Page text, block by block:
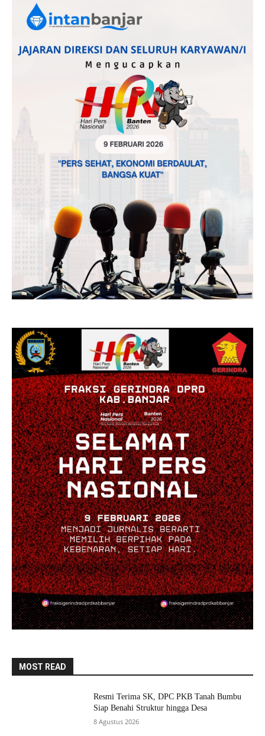
MOST READ
Resmi Terima SK, DPC PKB Tanah Bumbu
Siap Benahi Struktur hingga Desa
8 Agustus 2026